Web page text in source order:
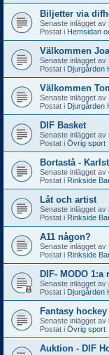
Biljetter via
Senaste inlägget av
Postat i Hemsidan
Välkommen
Senaste inlägget av
Postat i Djurgården
Välkommen
Senaste inlägget av
Postat i Djurgården
DIF Basket
Senaste inlägget av
Postat i Övrig sport
Bortastå -
Senaste inlägget av
Postat i Rinkside
Låt och artist
Senaste inlägget av
Postat i Rinkside
A11 någon?
Senaste inlägget av
Postat i Rinkside
DIF- MODO
Senaste inlägget av
Postat i Djurgården
Fantasy
Senaste inlägget av
Postat i Övrig sport
Auktion - DIF